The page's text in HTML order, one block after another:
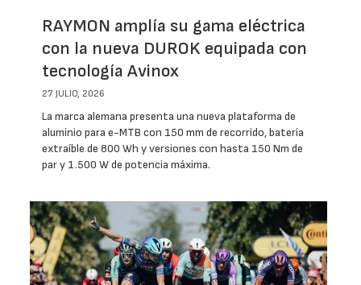
RAYMON amplía su gama eléctrica
con la nueva DUROK equipada con
tecnología Avinox
27 JULIO, 2026
La marca alemana presenta una nueva plataforma de
aluminio para e-MTB con 150 mm de recorrido, batería
extraíble de 800 Wh y versiones con hasta 150 Nm de
par y 1.500 W de potencia máxima.